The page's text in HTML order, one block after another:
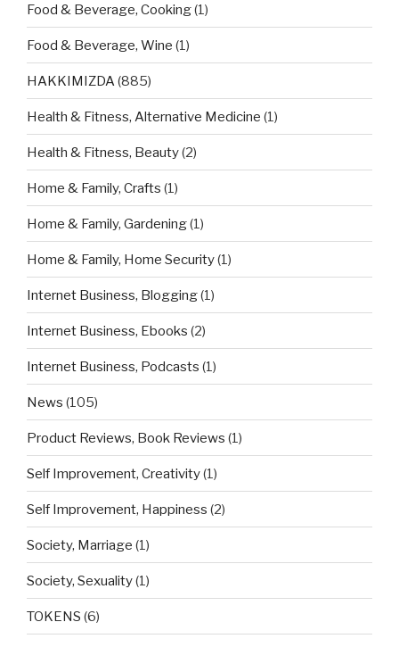
Food & Beverage, Cooking(1)
Food & Beverage, Wine (1)
HAKKIMIZDA(885)
Health & Fitness, Alternative Medicine (1)
Health & Fitness, Beauty(2)
Home & Family, Crafts (1)
Home & Family, Gardening(1)
Home & Family, Home Security(1)
Internet Business, Blogging(1)
Internet Business, Ebooks (2)
Internet Business, Podcasts (1)
News (105)
Product Reviews, Book Reviews (1)
Self Improvement, Creativity(1)
Self Improvement, Happiness (2)
Society, Marriage (1)
Society, Sexuality(1)
TOKENS (6)